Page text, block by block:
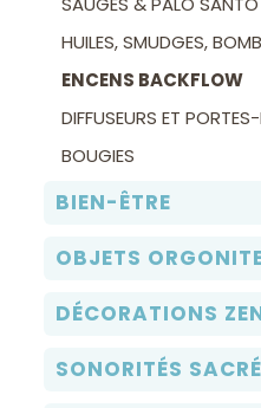
HUILES, SMUDGES,
ENCENS BACKFLOW
DIFFUSEURS ET
BOUGIES
BIEN-ÊTRE
OBJETS
DÉCORATIONS
SONORITÉS